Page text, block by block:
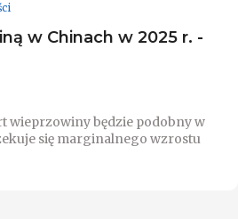
w Chinach w 2025 r. -
wieprzowiny będzie podobny w
się marginalnego wzrostu